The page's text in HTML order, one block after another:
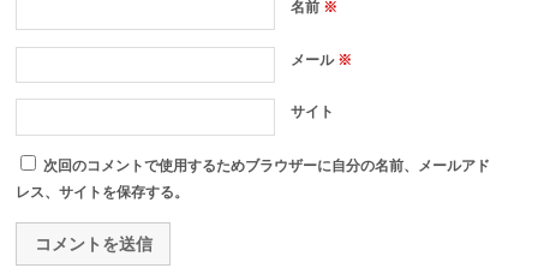
名前 ※
メール※
サイト
次回のコメントで使用するためブラウザーに自分の名前、メールアド
レス、サイトを保存する。